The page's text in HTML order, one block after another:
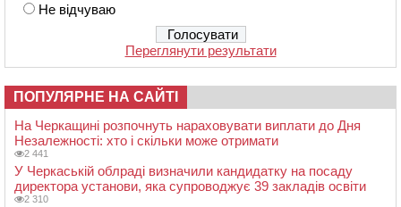
Не відчуваю
Переглянути результати
ПОПУЛЯРНЕ НА САЙТІ
На Черкащині розпочнуть нараховувати виплати до Дня
Незалежності: хто і скільки може отримати
2 441
У Черкаській облраді визначили кандидатку на посаду
директора установи, яка супроводжує 39 закладів освіти
2 310